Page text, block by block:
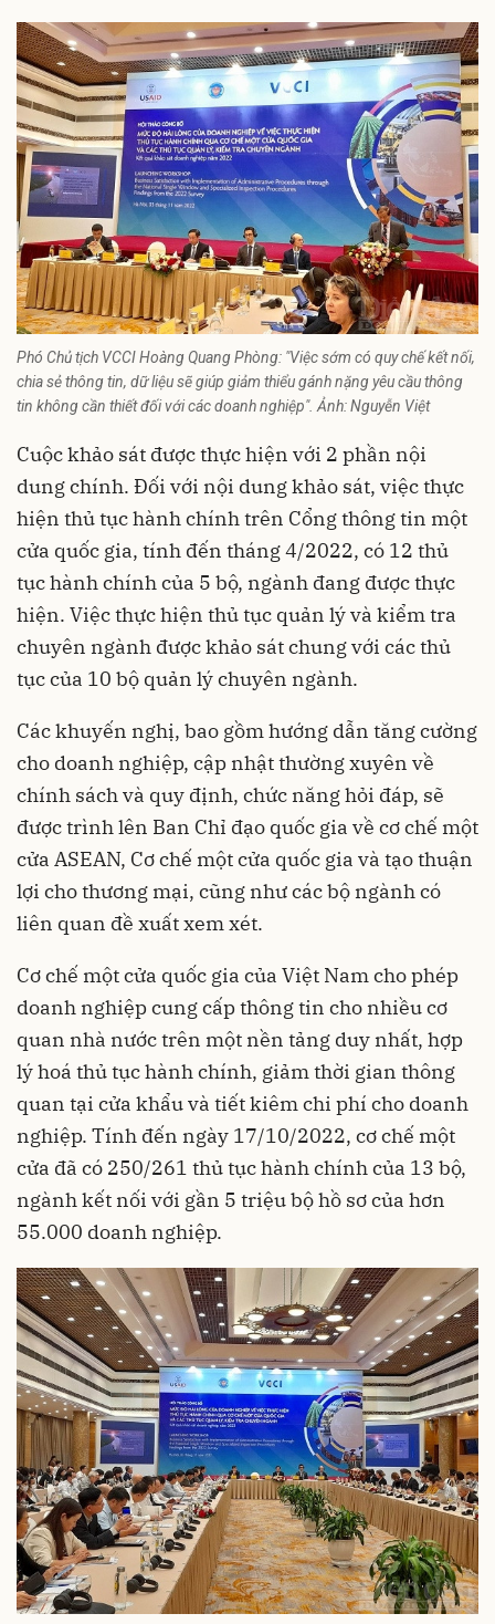
Phó Chủ tịch VCCI Hoàng Quang Phòng: "Việc sớm có quy chế kết nối,
chia sẻ thông tin, dữ liệu sẽ giúp giảm thiểu gánh nặng yêu cầu thông
tin không cần thiết đối với các doanh nghiệp". Ảnh: Nguyễn Việt
Cuộc khảo sát được thực hiện với 2 phần nội
dung chính. Đối với nội dung khảo sát, việc thực
hiện thủ tục hành chính trên Cổng thông tin một
cửa quốc gia, tính đến tháng 4/2022, có 12 thủ
tục hành chính của 5 bộ, ngành đang được thực
hiện. Việc thực hiện thủ tục quản lý và kiểm tra
chuyên ngành được khảo sát chung với các thủ
tục của 10 bộ quản lý chuyên ngành.
Các khuyến nghị, bao gồm hướng dẫn tăng cường
cho doanh nghiệp, cập nhật thường xuyên về
chính sách và quy định, chức năng hỏi đáp, sẽ
được trình lên Ban Chỉ đạo quốc gia về cơ chế một
cửa ASEAN, Cơ chế một cửa quốc gia và tạo thuận
lợi cho thương mại, cũng như các bộ ngành có
liên quan đề xuất xem xét.
Cơ chế một cửa quốc gia của Việt Nam cho phép
doanh nghiệp cung cấp thông tin cho nhiều cơ
quan nhà nước trên một nền tảng duy nhất, hợp
lý hoá thủ tục hành chính, giảm thời gian thông
quan tại cửa khẩu và tiết kiêm chi phí cho doanh
nghiệp. Tính đến ngày 17/10/2022, cơ chế một
cửa đã có 250/261 thủ tục hành chính của 13 bộ,
ngành kết nối với gần 5 triệu bộ hồ sơ của hơn
55.000 doanh nghiệp.